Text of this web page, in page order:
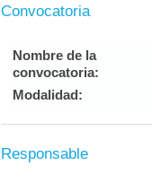
Convocatoria
Nombre de la
convocatoria:
Modalidad:
Responsable